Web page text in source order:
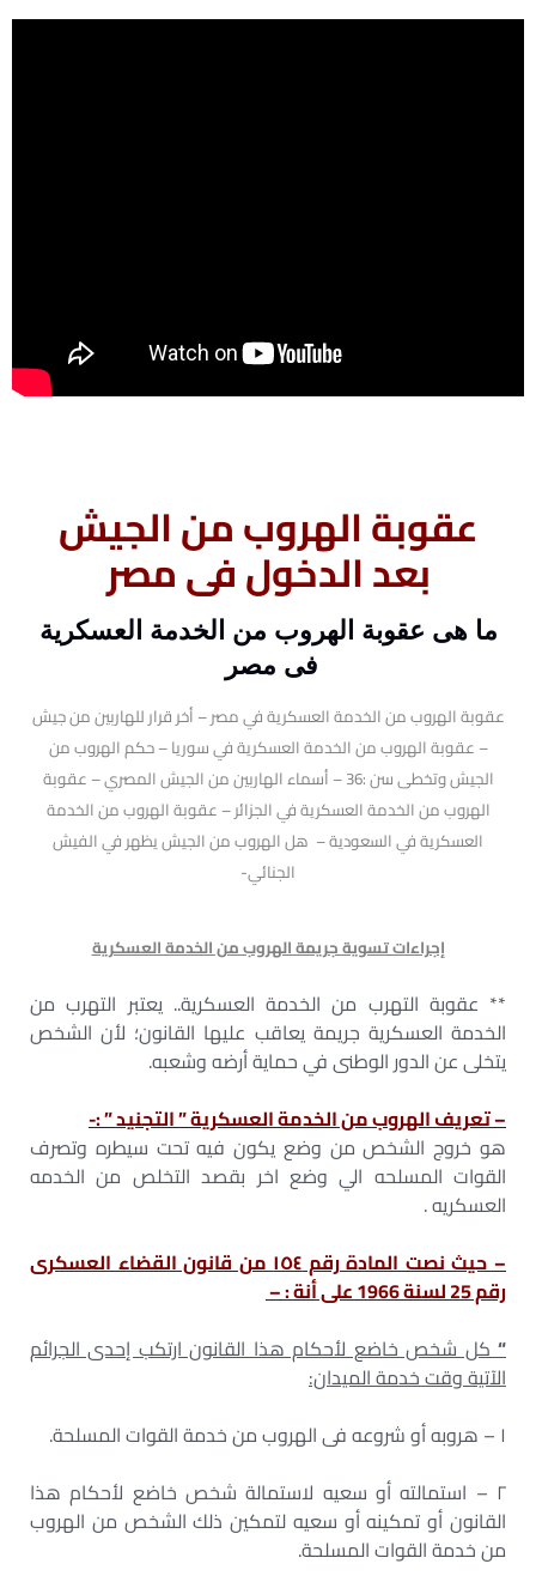
عقوبة الهروب من الجيش
بعد الدخول فى مصر
ما هى عقوبة الهروب من الخدمة العسكرية
فى مصر
عقوبة الهروب من الخدمة العسكرية في مصر – أخر قرار للهاربين من جيش
– عقوبة الهروب من الخدمة العسكرية في سوريا – حكم الهروب من
الجيش وتخطى سن :36 – أسماء الهاربين من الجيش المصري – عقوبة
الهروب من الخدمة العسكرية في الجزائر – عقوبة الهروب من الخدمة
العسكرية في السعودية – هل الهروب من الجيش يظهر في الفيش
الجنائي-
إجراءات تسوية جريمة الهروب من الخدمة العسكرية
** عقوبة التهرب من الخدمة العسكرية.. يعتبر التهرب من
الخدمة العسكرية جريمة يعاقب عليها القانون؛ لأن الشخص
يتخلى عن الدور الوطنى في حماية أرضه وشعبه.
– تعريف الهروب من الخدمة العسكرية ” التجنيد ” :-
هو خروج الشخص من وضع يكون فيه تحت سيطره وتصرف
القوات المسلحه الي وضع اخر بقصد التخلص من الخدمه
العسكريه .
– حيث نصت المادة رقم ١٥٤ من قانون القضاء العسكرى
رقم 25 لسنة 1966 على أنة : –
“كل شخص خاضع لأحكام هذا القانون ارتكب إحدى الجرائم
الآتية وقت خدمة الميدان:
١ – هروبه أو شروعه فى الهروب من خدمة القوات المسلحة.
٢ – استمالته أو سعيه لاستمالة شخص خاضع لأحكام هذا
القانون أو تمكينه أو سعيه لتمكين ذلك الشخص من الهروب
من خدمة القوات المسلحة.